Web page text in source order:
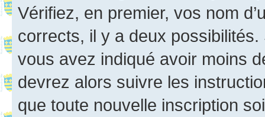
Vérifiez, en premier, vos nom
corrects, il y a deux
vous avez indiqué avoir moins
devrez alors suivre les
que toute nouvelle inscription